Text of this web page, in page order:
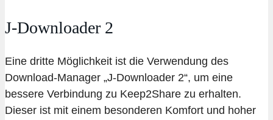
J-Downloader 2
Eine dritte Möglichkeit ist die Verwendung des
Download-Manager „J-Downloader 2“, um eine
bessere Verbindung zu Keep2Share zu erhalten.
Dieser ist mit einem besonderen Komfort und hoher